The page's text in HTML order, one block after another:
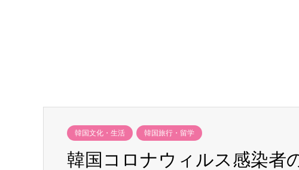
韓国文化・生活 韓国旅行・留学
韓国コロナウィルス感染者